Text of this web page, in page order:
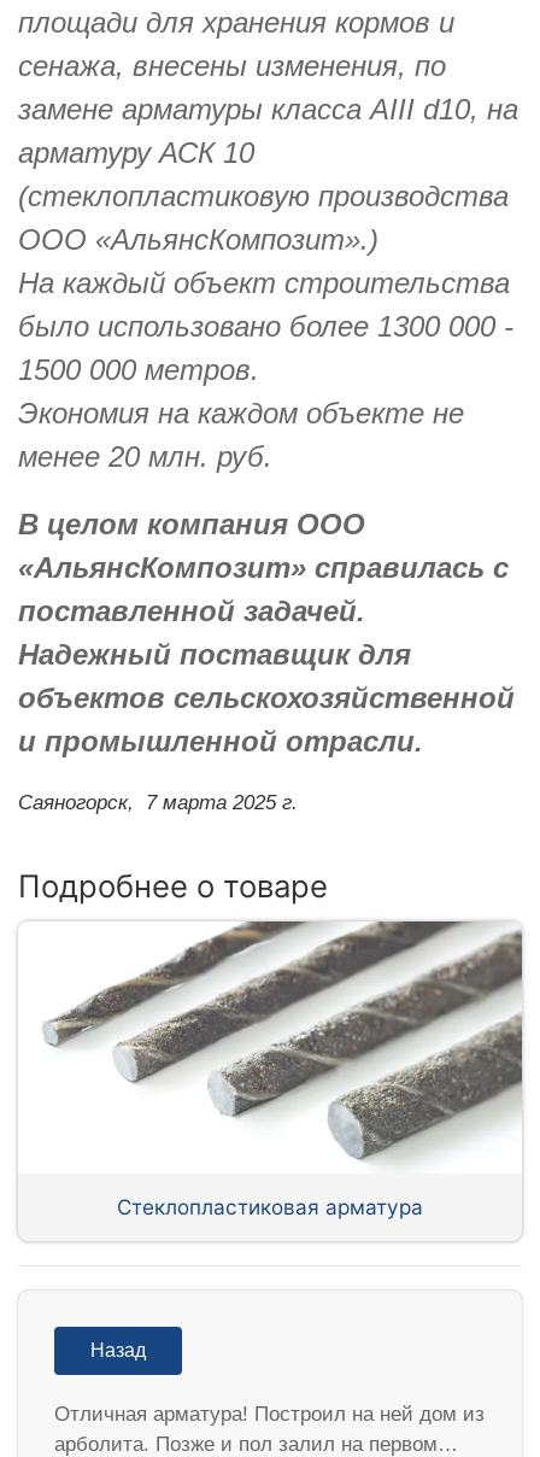
площади для хранения кормов и
сенажа, внесены изменения, по
замене арматуры класса АIII d10, на
арматуру АСК 10
(стеклопластиковую производства
OOO «АльянсКомпозит».)
На каждый объект строительства
было использовано более 1300 000 -
1500 000 метров.
Экономия на каждом объекте не
менее 20 млн. руб.
В целом компания ООО
«АльянсКомпозит» справилась с
поставленной задачей.
Надежный поставщик для
объектов сельскохозяйственной
и промышленной отрасли.
Саяногорск, 7 марта 2025 г.
Подробнее о товаре
Стеклопластиковая арматура
Назад
Отличная арматура! Построил на ней дом из
арболита. Позже и пол залил на первом…